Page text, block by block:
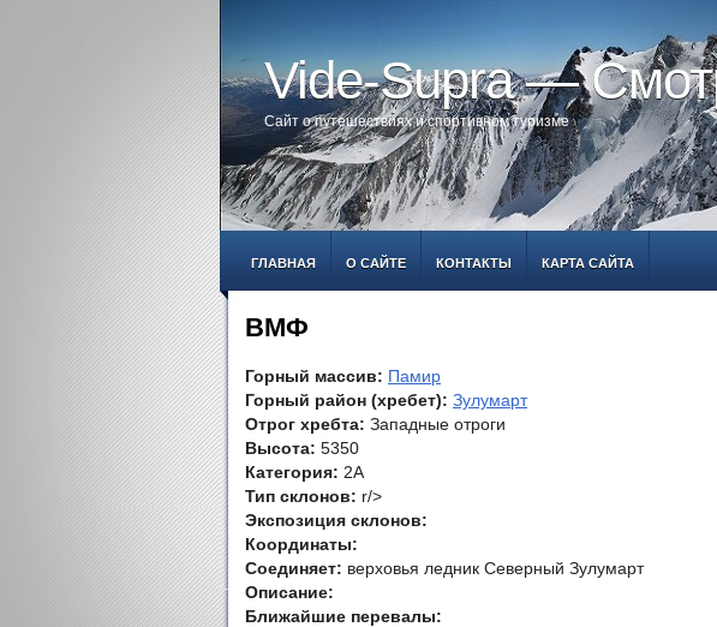
Vide-Supra —
Сайт о путешествиях и спортивном туризме
ГЛАВНАЯ О САЙТЕ КОНТАКТЫ КАРТА САЙТА
ВМФ
Горный массив: Памир
Горный район (хребет): Зулумарт
Отрог хребта: Западные отроги
Высота: 5350
Категория: 2А
Тип склонов: r/>
Экспозиция склонов:
Координаты:
Соединяет: верховья ледник Северный Зулумарт
Описание:
Ближайшие перевалы: